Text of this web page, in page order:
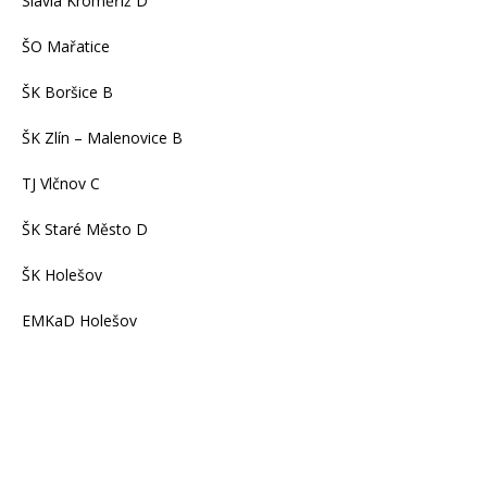
ŠO Mařatice
ŠK Boršice B
ŠK Zlín – Malenovice B
TJ Vlčnov C
ŠK Staré Město D
ŠK Holešov
EMKaD Holešov